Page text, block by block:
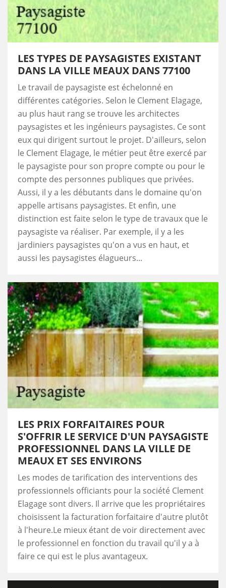
LES TYPES DE PAYSAGISTES EXISTANT
DANS LA VILLE MEAUX DANS 77100
Le travail de paysagiste est échelonné en
différentes catégories. Selon le Clement Elagage,
au plus haut rang se trouve les architectes
paysagistes et les ingénieurs paysagistes. Ce sont
eux qui dirigent surtout le projet. D'ailleurs, selon
le Clement Elagage, le métier peut être exercé par
le paysagiste pour son propre compte ou pour le
compte des personnes publiques que privées.
Aussi, il y a les débutants dans le domaine qu'on
appelle artisans paysagistes. Et enfin, une
distinction est faite selon le type de travaux que le
paysagiste va réaliser. Par exemple, il y a les
jardiniers paysagistes qu'on a vus en haut, et
aussi les paysagistes élagueurs...
LES PRIX FORFAITAIRES POUR
S'OFFRIR LE SERVICE D'UN PAYSAGISTE
PROFESSIONNEL DANS LA VILLE DE
MEAUX ET SES ENVIRONS
Les modes de tarification des interventions des
professionnels officiants pour la société Clement
Elagage sont divers. Il arrive que les propriétaires
choisissent la facturation forfaitaire d'autre plutôt
à l'heure.Le mieux étant de voir directement avec
le professionnel en fonction du travail qu'il y a à
faire ce qui est le plus avantageux.